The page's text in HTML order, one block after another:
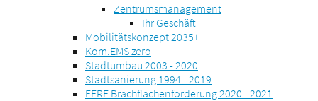
Zentrumsmanagement
Ihr Geschäft
Mobilitätskonzept 2035+
Kom.EMS zero
Stadtumbau 2003 - 2020
Stadtsanierung 1994 - 2019
EFRE Brachflächenförderung 2020 - 2021